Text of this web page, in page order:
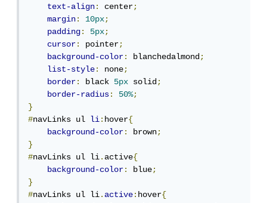
text-align: center;
margin: 10px;
padding: 5px;
cursor: pointer;
background-color: blanchedalmond;
list-style: none;
border: black 5px solid;
border-radius: 50%;
}
#navLinks ul li:hover{
background-color: brown;
}
#navLinks ul li.active{
background-color: blue;
}
#navLinks ul li.active:hover{